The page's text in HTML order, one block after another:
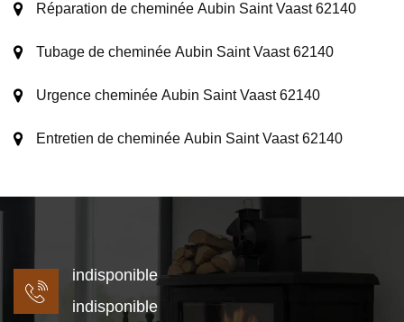
Réparation de cheminée Aubin Saint Vaast 62140
Tubage de cheminée Aubin Saint Vaast 62140
Urgence cheminée Aubin Saint Vaast 62140
Entretien de cheminée Aubin Saint Vaast 62140
indisponible
indisponible